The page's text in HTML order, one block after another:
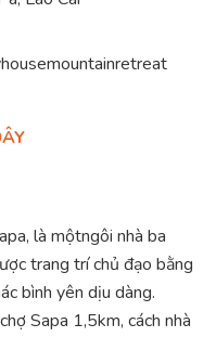
là mộtngôi nhà ba
trang trí chủ đạo bằng
bình yên dịu dàng.
Sapa 1,5km, cách nhà